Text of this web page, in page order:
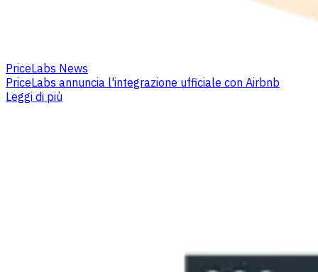
PriceLabs News
PriceLabs annuncia l'integrazione ufficiale con Airbnb
Leggi di più